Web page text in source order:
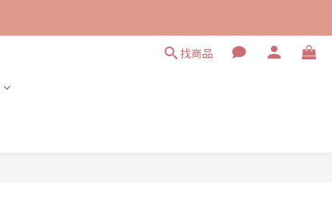
找商品